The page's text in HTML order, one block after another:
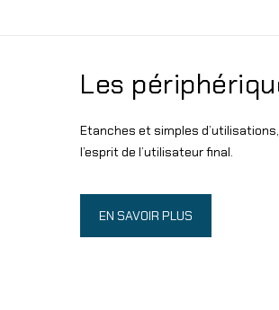
Les
Etanches et simples
l’esprit de l’utilisateur final.
EN SAVOIR PLUS